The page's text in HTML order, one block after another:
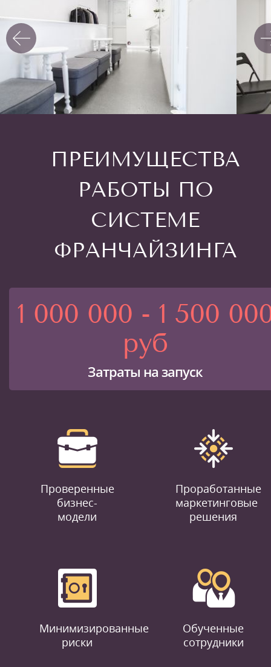
ПРЕИМУЩЕСТВА
РАБОТЫ ПО
СИСТЕМЕ
ФРАНЧАЙЗИНГА
1 000 000 - 1 500
руб
Затраты на запуск
Проверенные
бизнес-
модели
Проработанные
маркетинговые
решения
Минимизированные
риски
Обученные
сотрудники